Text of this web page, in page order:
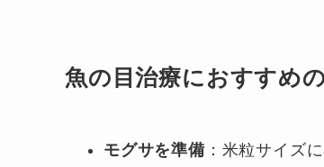
魚の目治療におすすめ
モグサを準備：米粒サイズ